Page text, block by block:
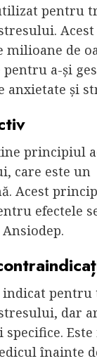
pentru
milioane de
a-și
anxietate și
principiul
care este un
Acest
efectele
indicat pentru
dar
înainte